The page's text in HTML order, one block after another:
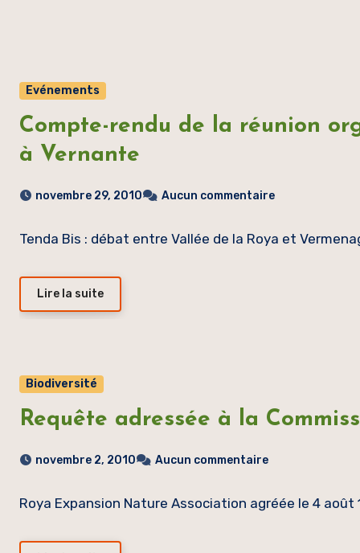
Evénements
Compte-rendu de la réunion
à Vernante
novembre 29, 2010 Aucun commentaire
Tenda Bis : débat entre Vallée de la Roya et
Lire la suite
Biodiversité
Requête adressée à la
novembre 2, 2010 Aucun commentaire
Roya Expansion Nature Association agréée le 4